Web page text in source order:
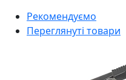
Рекомендуємо
Переглянуті товари